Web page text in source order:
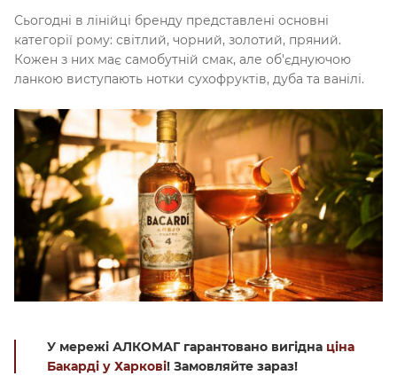
Сьогодні в лінійці бренду представлені основні
категорії рому: світлий, чорний, золотий, пряний.
Кожен з них має самобутній смак, але об'єднуючою
ланкою виступають нотки сухофруктів, дуба та ванілі.
У мережі АЛКОМАГ гарантовано вигідна ціна
Бакарді у Харкові! Замовляйте зараз!